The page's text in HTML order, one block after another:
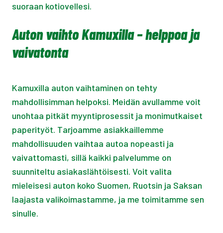
suoraan kotiovellesi.
Auton vaihto Kamuxilla – helppoa ja
vaivatonta
Kamuxilla auton vaihtaminen on tehty
mahdollisimman helpoksi. Meidän avullamme voit
unohtaa pitkät myyntiprosessit ja monimutkaiset
paperityöt. Tarjoamme asiakkaillemme
mahdollisuuden vaihtaa autoa nopeasti ja
vaivattomasti, sillä kaikki palvelumme on
suunniteltu asiakaslähtöisesti. Voit valita
mieleisesi auton koko Suomen, Ruotsin ja Saksan
laajasta valikoimastamme, ja me toimitamme sen
sinulle.